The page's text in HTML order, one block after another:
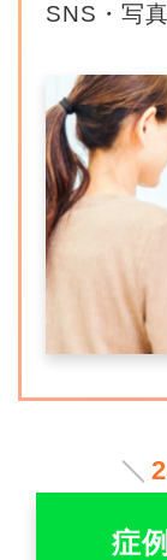
SNS・写
症